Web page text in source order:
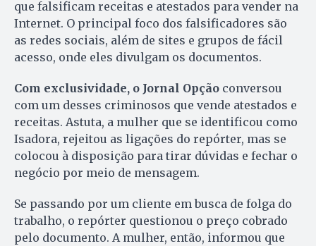
que falsificam receitas e atestados para vender na
Internet. O principal foco dos falsificadores são
as redes sociais, além de sites e grupos de fácil
acesso, onde eles divulgam os documentos.
Com exclusividade, o Jornal Opção conversou
com um desses criminosos que vende atestados e
receitas. Astuta, a mulher que se identificou como
Isadora, rejeitou as ligações do repórter, mas se
colocou à disposição para tirar dúvidas e fechar o
negócio por meio de mensagem.
Se passando por um cliente em busca de folga do
trabalho, o repórter questionou o preço cobrado
pelo documento. A mulher, então, informou que